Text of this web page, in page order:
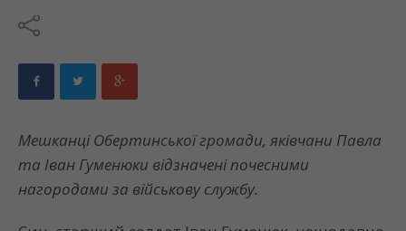
Мешканці Обертинської громади, яківчани Павла
та Іван Гуменюки відзначені почесними
нагородами за військову службу.